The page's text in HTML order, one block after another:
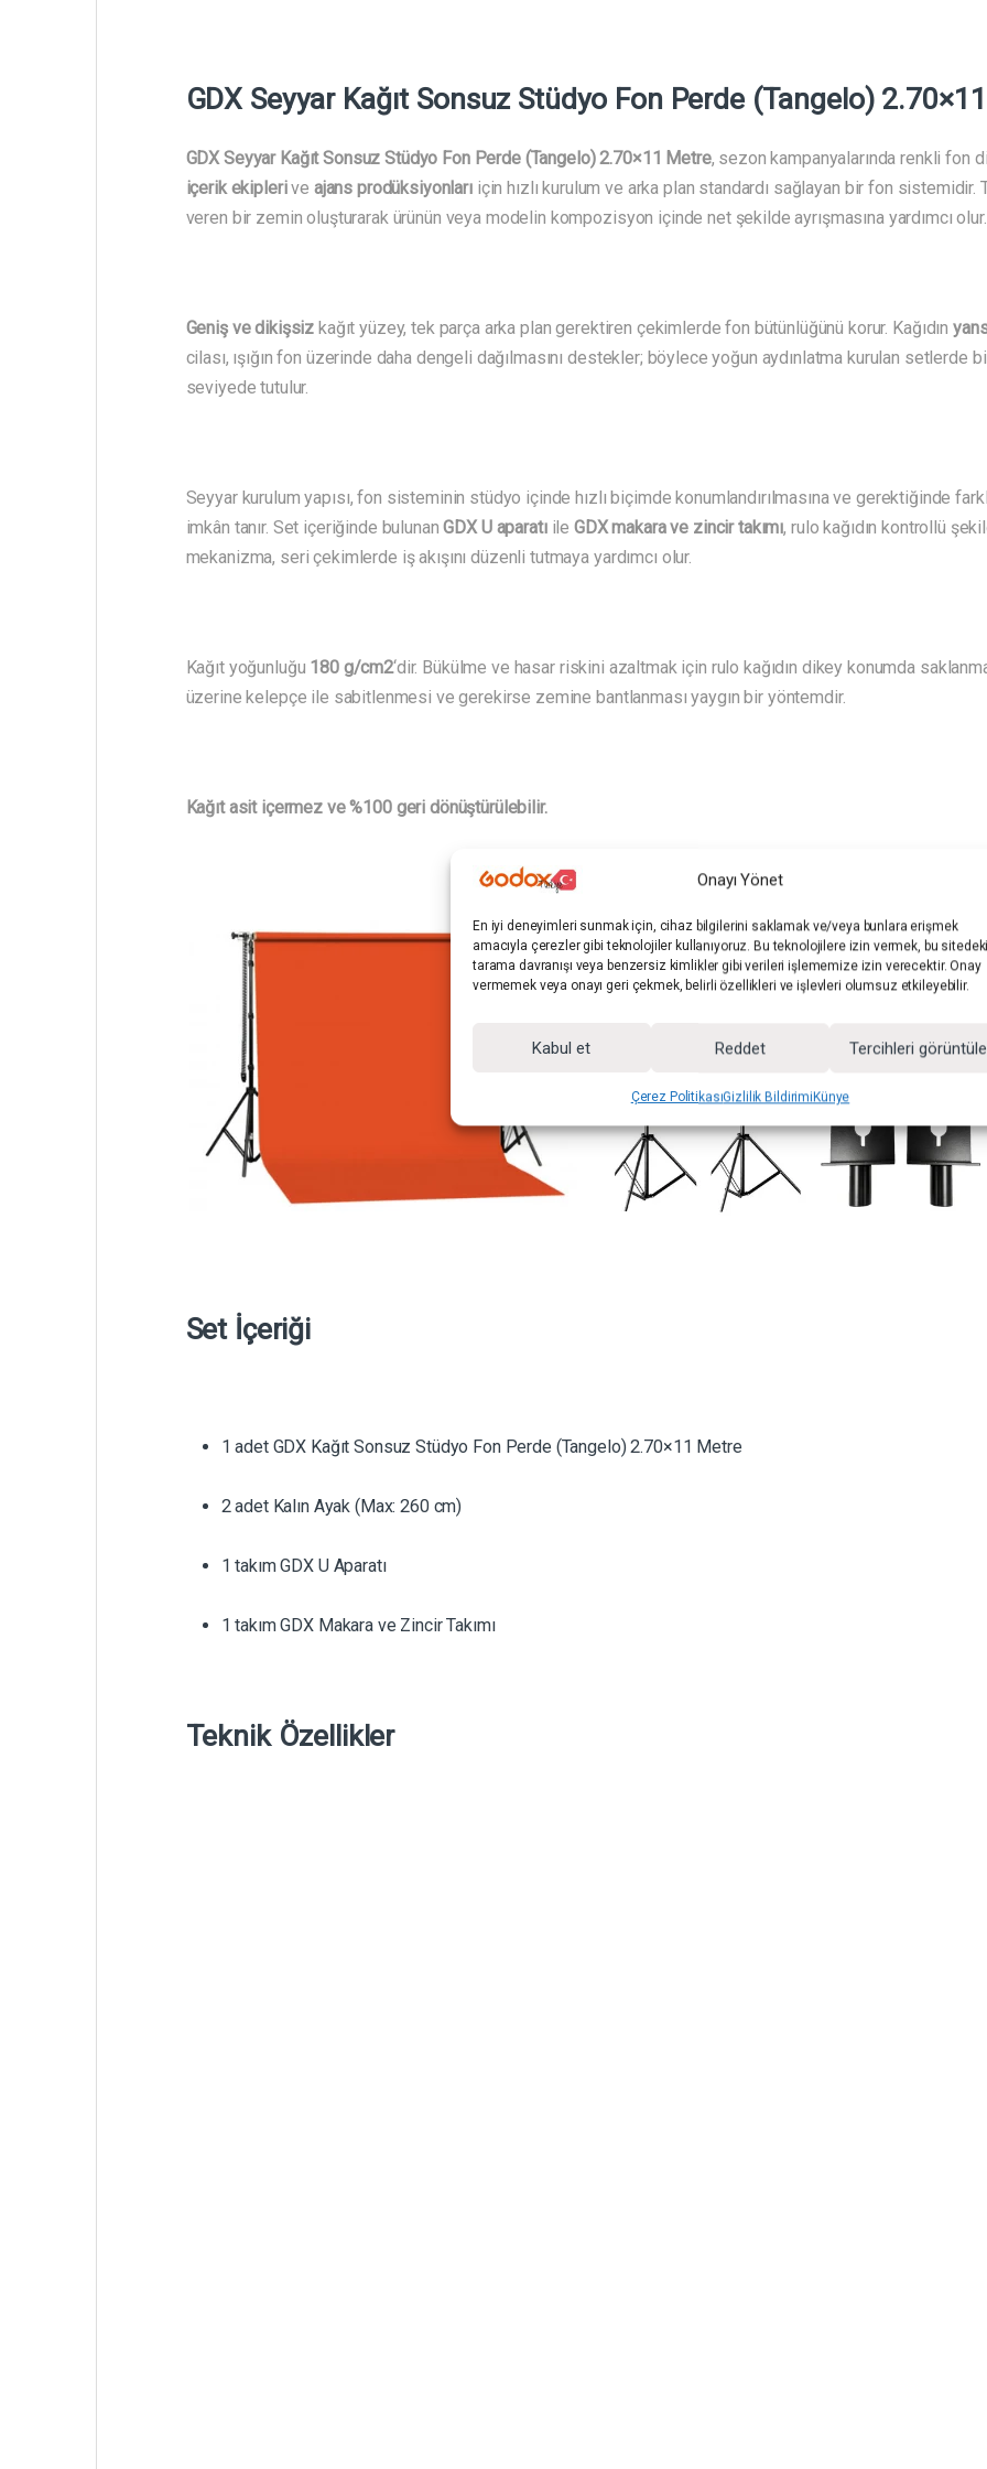
Onayı Yönet
En iyi deneyimleri sunmak için, cihaz bilgilerini saklamak ve/veya bunlara erişmek
amacıyla çerezler gibi teknolojiler kullanıyoruz. Bu teknolojilere izin vermek, bu
tarama davranışı veya benzersiz kimlikler gibi verileri işlememize izin verecektir. Onay
vermemek veya onayı geri çekmek, belirli özellikleri ve işlevleri olumsuz etkileyebilir.
Kabul et Reddet Tercihleri görüntüle
Çerez PolitikasıGizlilik BildirimiKünye
GDX Seyyar Kağıt Sonsuz Stüdyo Fon Perde (Tangelo)
GDX Seyyar Kağıt Sonsuz Stüdyo Fon Perde (Tangelo) 2.70×11 Metre, sezon kampanyalarında renkli fon
içerik ekiplerive ajans prodüksiyonlarıiçin hızlı kurulum ve arka plan standardı sağlayan bir fon sistemidir.
veren bir zemin oluşturarak ürünün veya modelin kompozisyon içinde net şekilde ayrışmasına yardımcı olur.
Geniş ve dikişsiz kağıt yüzey, tek parça arka plan gerektiren çekimlerde fon bütünlüğünü korur. Kağıdın
cilası, ışığın fon üzerinde daha dengeli dağılmasını destekler; böylece yoğun aydınlatma kurulan
seviyede tutulur.
Seyyar kurulum yapısı, fon sisteminin stüdyo içinde hızlı biçimde konumlandırılmasına ve gerektiğinde
imkân tanır. Set içeriğinde bulunanGDX U aparatıile GDX makara ve zincir takımı, rulo kağıdın kontrollü
mekanizma, seri çekimlerde iş akışını düzenli tutmaya yardımcı olur.
Kağıt yoğunluğu 180 g/cm2‘dir. Bükülme ve hasar riskini azaltmak için rulo kağıdın dikey konumda
üzerine kelepçe ile sabitlenmesi ve gerekirse zemine bantlanması yaygın bir yöntemdir.
Kağıt asit içermez ve %100 geri dönüştürülebilir.
Set İçeriği
1 adet GDX Kağıt Sonsuz Stüdyo Fon Perde (Tangelo) 2.70×11 Metre
2 adet Kalın Ayak (Max: 260 cm)
1 takım GDX U Aparatı
1 takım GDX Makara ve Zincir Takımı
Teknik Özellikler